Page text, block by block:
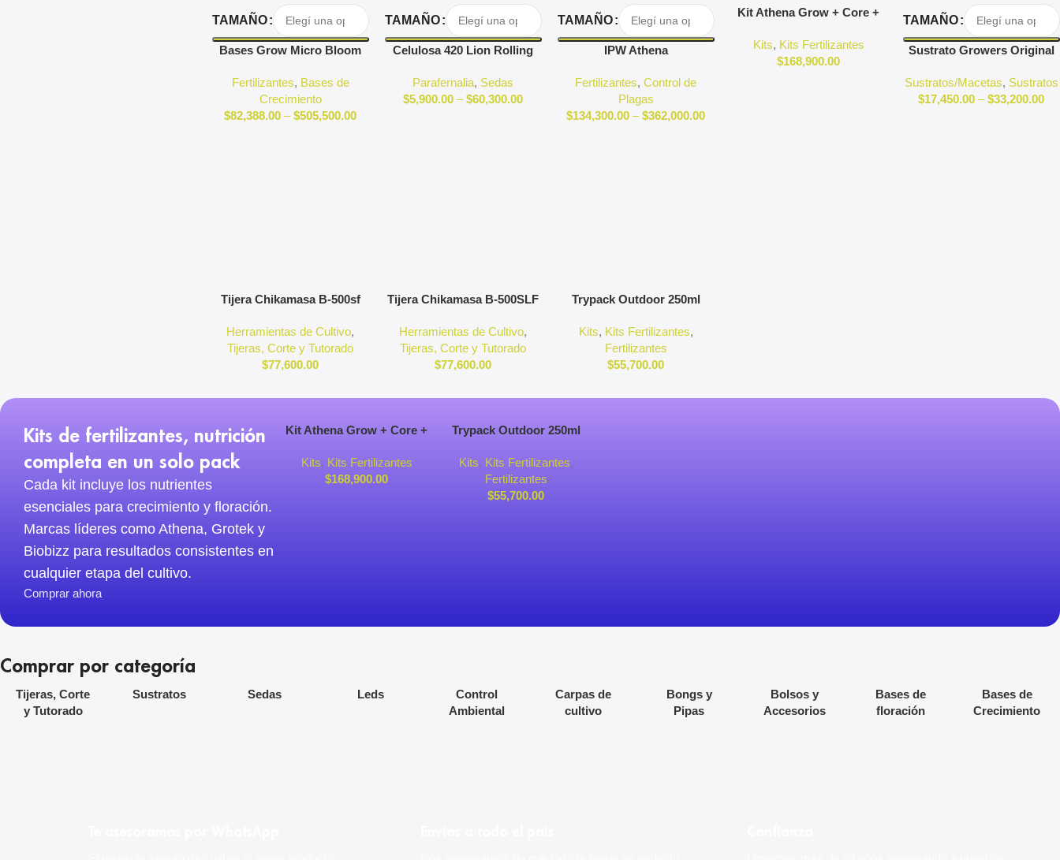
Seleccionar Opciones
TAMAÑO
Bases Grow Micro Bloom
Perfect
Fertilizantes, Bases de
Crecimiento
$82,388.00 – $505,500.00
Seleccionar Opciones
TAMAÑO
Celulosa 420 Lion Rolling
Parafernalia, Sedas
$5,900.00 – $60,300.00
Seleccionar Opciones
TAMAÑO
IPW Athena
Fertilizantes,Control de
Plagas
$134,300.00 – $362,000.00
Agregar Al Carrito
Kit Athena Grow + Core +
Completa de Nutrientes
Kits, Kits Fertilizantes
$168,900.00
Seleccionar Opciones
TAMAÑO
Sustrato Growers Original
Sustratos/Macetas, Sustratos
$17,450.00 – $33,200.00
Agregar Al Carrito
Tijera Chikamasa B-500sf
Herramientas de Cultivo,
Tijeras, Corte y Tutorado
$77,600.00
Agregar Al Carrito
Tijera Chikamasa B-500SLF
Herramientas de Cultivo,
Tijeras, Corte y Tutorado
$77,600.00
Agregar Al Carrito
Trypack Outdoor 250ml
Kits, Kits Fertilizantes,
Fertilizantes
$55,700.00
Kits de fertilizantes, nutrición
completa en un solo pack
Cada kit incluye los nutrientes
esenciales para crecimiento y floración.
Marcas líderes como Athena, Grotek y
Biobizz para resultados consistentes en
cualquier etapa del cultivo.
Comprar ahora
Agregar Al Carrito
Kit Athena Grow + Core +
Completa de Nutrientes
Kits, Kits Fertilizantes
$168,900.00
Agregar Al Carrito
Trypack Outdoor 250ml
Kits, Kits Fertilizantes,
Fertilizantes
$55,700.00
Comprar por categoría
Tijeras, Corte
y Tutorado
Sustratos Sedas Leds
Control
Ambiental
Carpas de
cultivo
Bongs y
Pipas
Bolsos y
Accesorios
Bases de
floración
Bases de
Crecimiento